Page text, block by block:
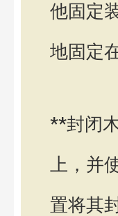
他固定
地固定
**封闭
上，并
置将其